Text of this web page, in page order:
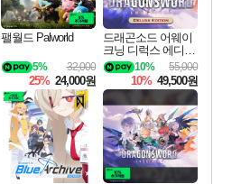
팰월드 Palworld
32,000
5%
25% 24,000원
드래곤소드 어웨이
크닝 디럭스 에디션
DragonSword Awake
ning Deluxe Edition
55,000
10%
10% 49,500원